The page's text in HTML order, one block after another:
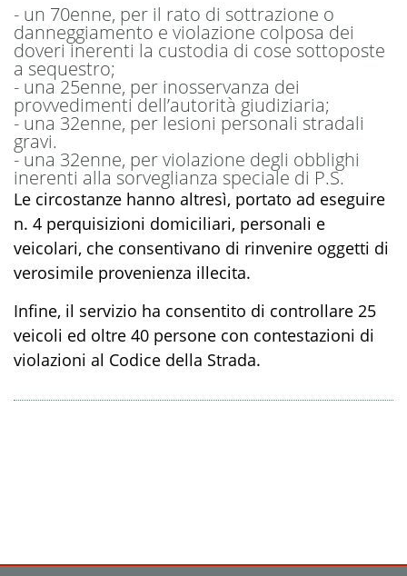
- un 70enne, per il rato di sottrazione o
danneggiamento e violazione colposa dei
doveriinerenti la custodia di cose sottoposte
a sequestro;
- una 25enne, per inosservanza dei
provvedimenti dell’autorità giudiziaria;
- una 32enne, per lesioni personali stradali
gravi.
-una 32enne, perviolazione degli obblighi
inerenti alla sorveglianza speciale di P.S.
Le circostanze hanno altresì, portato ad eseguire
n. 4 perquisizioni domiciliari, personali e
veicolari, che consentivano di rinvenire oggetti di
verosimile provenienza illecita.
Infine, il servizio ha consentito di controllare 25
veicoli ed oltre 40 persone con contestazioni di
violazioni al Codice della Strada.